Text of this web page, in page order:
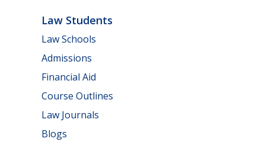
Law Students
Law Schools
Admissions
Financial Aid
Course Outlines
Law Journals
Blogs